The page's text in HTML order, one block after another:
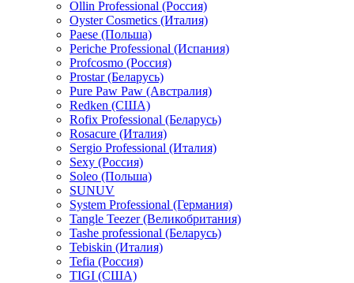
Ollin Professional (Россия)
Oyster Cosmetics (Италия)
Paese (Польша)
Periche Professional (Испания)
Profcosmo (Россия)
Prostar (Беларусь)
Pure Paw Paw (Австралия)
Redken (США)
Rofix Professional (Беларусь)
Rosacure (Италия)
Sergio Professional (Италия)
Sexy (Россия)
Soleo (Польша)
SUNUV
System Professional (Германия)
Tangle Teezer (Великобритания)
Tashe professional (Беларусь)
Tebiskin (Италия)
Tefia (Россия)
TIGI (США)